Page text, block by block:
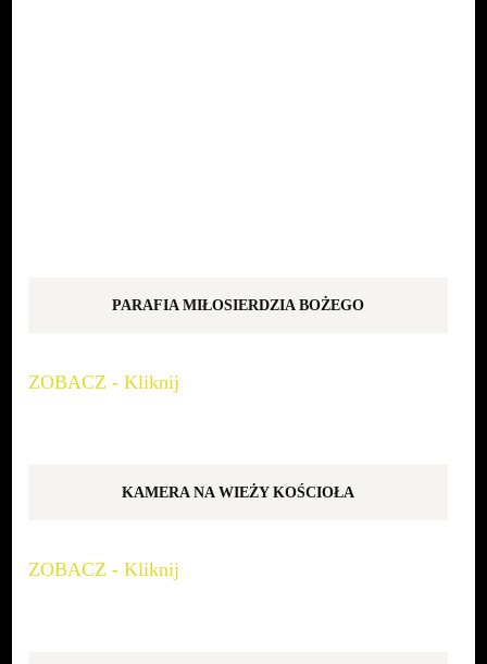
PARAFIA MIŁOSIERDZIA BOŻEGO
ZOBACZ - Kliknij
KAMERA NA WIEŻY KOŚCIOŁA
ZOBACZ - Kliknij